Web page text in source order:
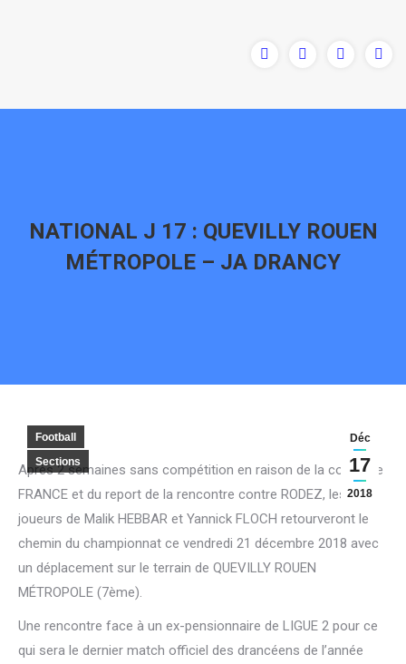
NATIONAL J 17 : QUEVILLY ROUEN
MÉTROPOLE – JA DRANCY
Déc
17
2018
Football
Sections
Après 2 semaines sans compétition en raison de la coupe de
FRANCE et du report de la rencontre contre RODEZ, les
joueurs de Malik HEBBAR et Yannick FLOCH retourveront le
chemin du championnat ce vendredi 21 décembre 2018 avec
un déplacement sur le terrain de QUEVILLY ROUEN
MÉTROPOLE (7ème).
Une rencontre face à un ex-pensionnaire de LIGUE 2 pour ce
qui sera le dernier match officiel des drancéens de l’année